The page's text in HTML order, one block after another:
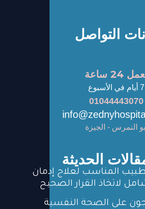
التواصل
24 ساعة
7 أيام في الأسبوع
01044443070
ابو النمرس - الجيزة
الحديثة
المناسب لعلاج إدمان
لاتخاذ القرار الصحيح
على الصحة النفسية